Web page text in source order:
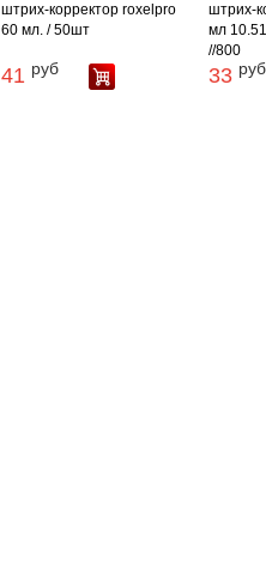
штрих-корректор roxelpro
60 мл. / 50шт
41 руб
штрих-
мл
//800
33 руб